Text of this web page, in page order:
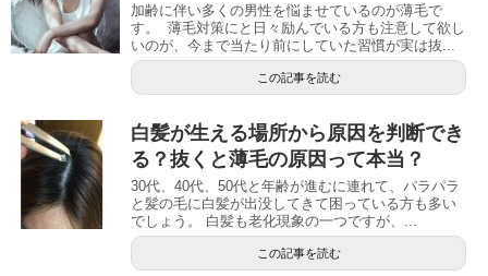
加齢に伴い多くの男性を悩ませているのが薄毛で
す。 薄毛対策にと日々励んでいる方も注意して欲し
いのが、今まで当たり前にしていた習慣が実は抜...
この記事を読む
白髪が生える場所から原因を判断でき
る？抜くと薄毛の原因って本当？
30代、40代、50代と年齢が進むに連れて、パラパラ
と髪の毛に白髪が出没してきて困っている方も多い
でしょう。 白髪も老化現象の一つですが、...
この記事を読む